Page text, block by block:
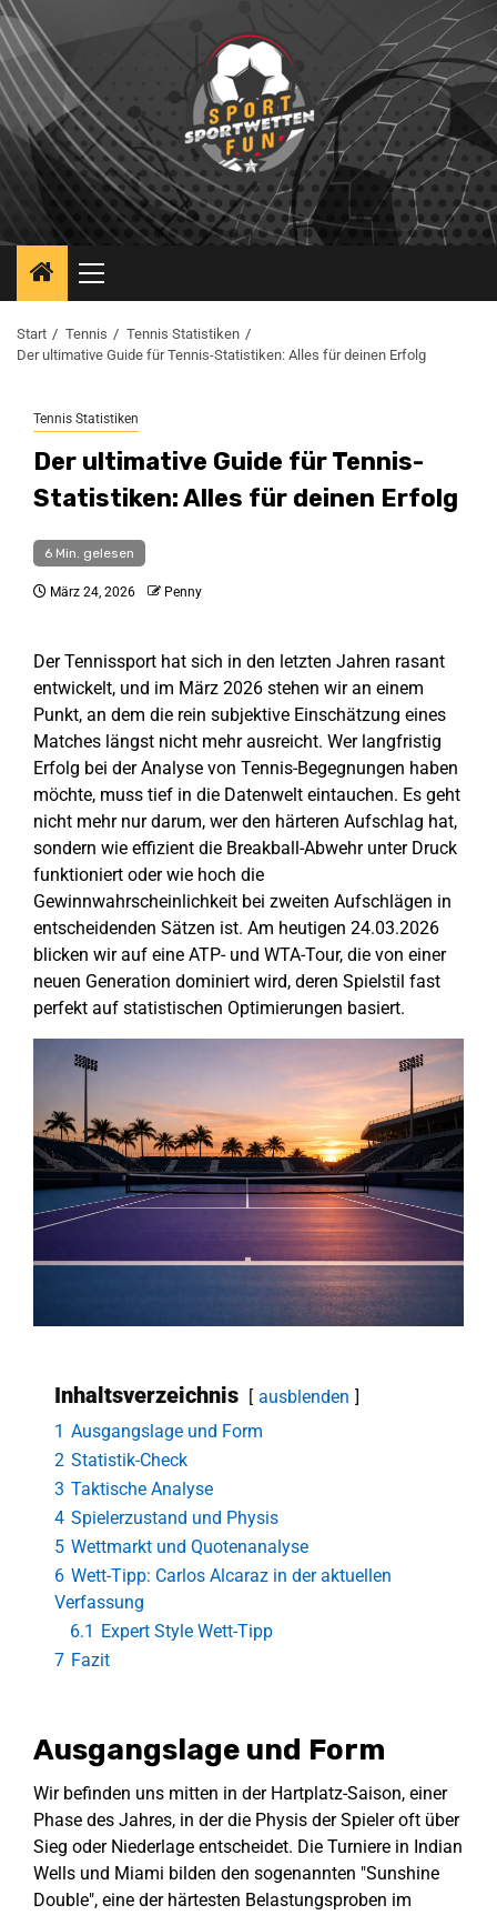
Start Tennis
Tennis Statistiken
Der ultimative Guide für Tennis-Statistiken: Alles für deinen Erfolg
Tennis Statistiken
Der ultimative Guide für Tennis-
Statistiken: Alles für deinen Erfolg
6 Min. gelesen
März 24, 2026 Penny
Der Tennissport hat sich in den letzten Jahren rasant
entwickelt, und im März 2026 stehen wir an einem
Punkt, an dem die rein subjektive Einschätzung eines
Matches längst nicht mehr ausreicht. Wer langfristig
Erfolg bei der Analyse von Tennis-Begegnungen haben
möchte, muss tief in die Datenwelt eintauchen. Es geht
nicht mehr nur darum, wer den härteren Aufschlag hat,
sondern wie effizient die Breakball-Abwehr unter Druck
funktioniert oder wie hoch die
Gewinnwahrscheinlichkeit bei zweiten Aufschlägen in
entscheidenden Sätzen ist. Am heutigen 24.03.2026
blicken wir auf eine ATP- und WTA-Tour, die von einer
neuen Generation dominiert wird, deren Spielstil fast
perfekt auf statistischen Optimierungen basiert.
Inhaltsverzeichnis
ausblenden
1 Ausgangslage und Form
2 Statistik-Check
3 Taktische Analyse
4 Spielerzustand und Physis
5 Wettmarkt und Quotenanalyse
6 Wett-Tipp: Carlos Alcaraz in der aktuellen
Verfassung
6.1 Expert Style Wett-Tipp
7 Fazit
Ausgangslage und Form
Wir befinden uns mitten in der Hartplatz-Saison, einer
Phase des Jahres, in der die Physis der Spieler oft über
Sieg oder Niederlage entscheidet. Die Turniere in Indian
Wells und Miami bilden den sogenannten "Sunshine
Double", eine der härtesten Belastungsproben im